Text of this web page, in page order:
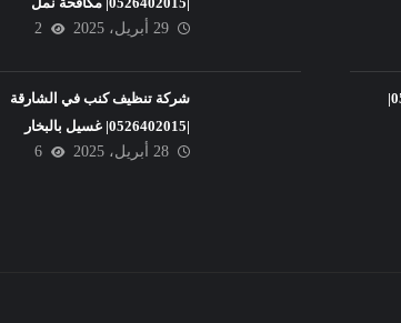
شركة تنظيف كنب دبي |0526402015|
29 أبريل، 2025
2
شركة تنظيف كنب في الشارقة
|0526402015| غسيل بالبخار
28 أبريل، 2025
6